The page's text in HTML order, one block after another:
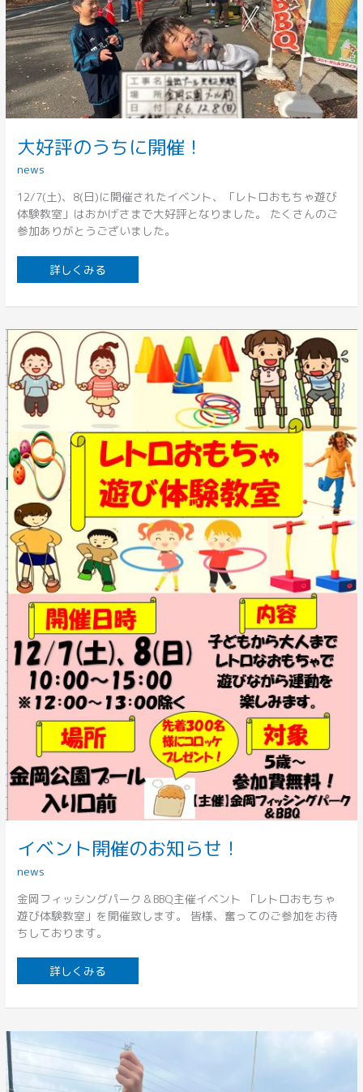
大好評のうちに開催！
news
12/7(土)、8(日)に開催されたイベント、「レトロおもちゃ遊び
体験教室」はおかげさまで大好評となりました。 たくさんのご
参加ありがとうございました。
詳しくみる
イベント開催のお知らせ！
news
金岡フィッシングパーク＆BBQ主催イベント 「レトロおもちゃ
遊び体験教室」を開催致します。 皆様、奮ってのご参加をお待
ちしております。
イ
ベ
ン
ト
開
催
の
お
ら
せ！
詳しくみる
イ
ズ
ダ